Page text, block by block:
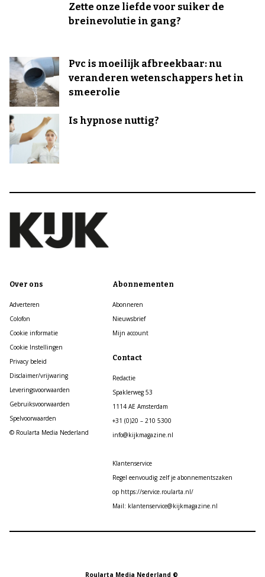
Zette onze liefde voor suiker de
breinevolutie in gang?
Pvc is moeilijk afbreekbaar: nu
veranderen wetenschappers het in
smeerolie
Is hypnose nuttig?
Over ons
Adverteren
Colofon
Cookie informatie
Cookie Instellingen
Privacy beleid
Disclaimer/vrijwaring
Leveringsvoorwaarden
Gebruiksvoorwaarden
Spelvoorwaarden
© Roularta Media Nederland
Abonnementen
Abonneren
Nieuwsbrief
Mijn account
Contact
Redactie
Spaklerweg 53
1114 AE Amsterdam
+31 (0)20 – 210 5300
info@kijkmagazine.nl
Klantenservice
Regel eenvoudig zelf je abonnementszaken
op https://service.roularta.nl/
Mail: klantenservice@kijkmagazine.nl
Roularta Media Nederland ©